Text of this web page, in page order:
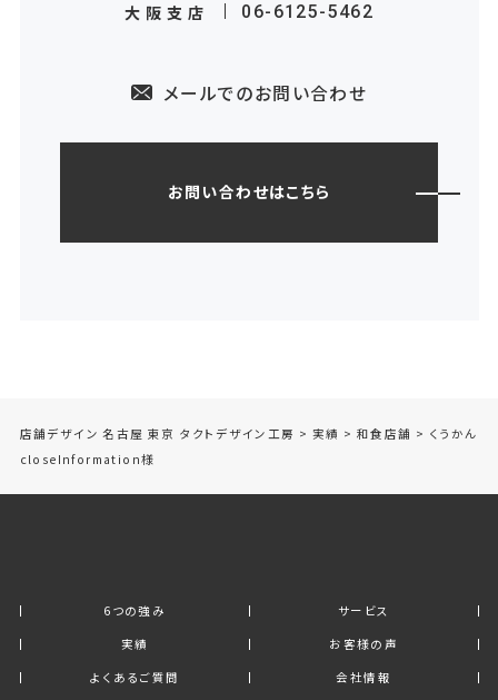
大阪支店 06-6125-5462
メールでのお問い合わせ
お問い合わせはこちら
店舗デザイン 名古屋 東京 タクトデザイン工房 > 実績 > 和食店舗 > くうかん
closeInformation様
6つの強み
サービス
実績
お客様の声
よくあるご質問
会社情報